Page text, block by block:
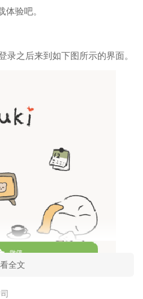
验吧。
录之后来到如下图所示的界面。
全文